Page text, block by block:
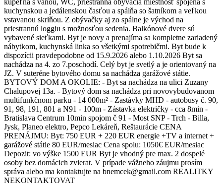
kuchynskou a jedálenskou časťou a spálňa so šatníkom a veľkou
vstavanou skriňou. Z obývačky aj zo spálne je východ na
priestrannú loggiu s možnosťou sedenia. Balkónové dvere sú
vybavené sieťkami. Byt je novy a prenajíma sa kompletne zariadený
nábytkom, kuchynská linka so všetkými spotrebičmi. Byt bude k
dispozícii pravdepodobne od 15.9.2026 alebo 1.10.2026 Byt sa
nachádza na 4. zo 7.poschodí. Celý byt je svetlý a je orientovaný na
JZ. V suteréne bytového domu sa nachádza garážové státie.
BYTOVÝ DOM A OKOLIE: - Byt sa nachádza na ulici Zuzany
Chalupovej 13a. - Bytový dom sa nachádza pri novovybudovanom
multifunkčnom parku - 14 000m² - Zastávky MHD - autobusy č. 90,
91, 98, 191, 801 a N91 - 100m - Zástavka električky - cca 8min -
Bratislava Centrum 10min spojom č 91 - Most SNP - Trch - Billa,
Jysk, Planeo elektro, Pepco Lekáreň, Reštaurácie CENA
PRENÁJMU: Byt: 750 EUR + 220 EUR energie +TV a internet +
garážové státie 80 EUR/mesiac Cena spolu: 1050€ EUR/mesiac
Depozit: vo výške 1500 EUR Byt je vhodný pre max. 2 dospelé
osoby bez domácich zvierat. V prípade vážneho záujmu prosím
správa alebo ma kontaktujte na bnemcek@gmail.com REALITKY
NEKONTAKTOVAT